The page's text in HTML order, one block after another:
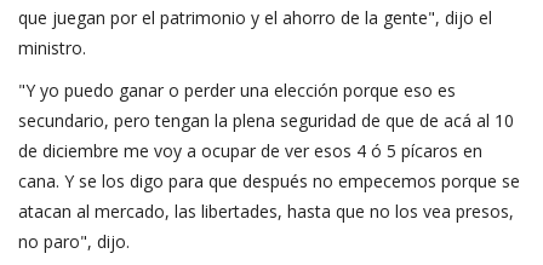
que juegan por el patrimonio y el ahorro de la gente", dijo el
ministro.
"Y yo puedo ganar o perder una elección porque eso es
secundario, pero tengan la plena seguridad de que de acá al 10
de diciembre me voy a ocupar de ver esos 4 ó 5 pícaros en
cana. Y se los digo para que después no empecemos porque se
atacan al mercado, las libertades, hasta que no los vea presos,
no paro", dijo.